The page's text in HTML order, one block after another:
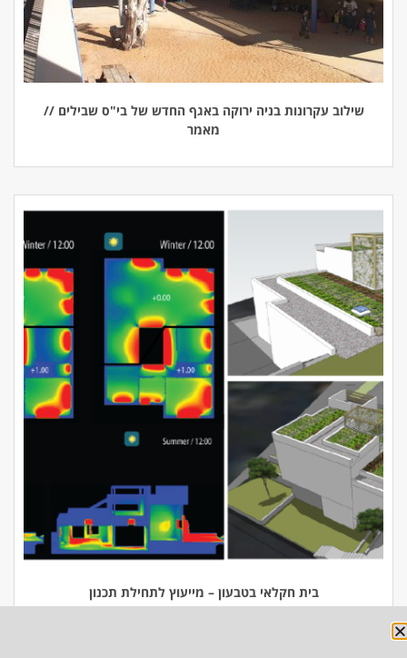
שילוב עקרונות בניה ירוקה באגף החדש של בי"ס שבילים //
מאמר
בית חקלאי בטבעון – מייעוץ לתחילת תכנון